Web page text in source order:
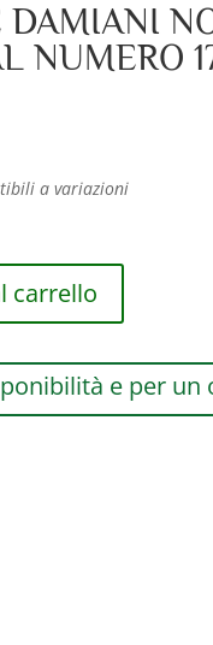
DAMIANI
NUMERO
a variazioni
carrello
e per un